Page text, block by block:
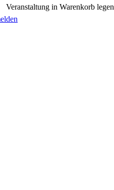
Veranstaltung in Warenkorb legen